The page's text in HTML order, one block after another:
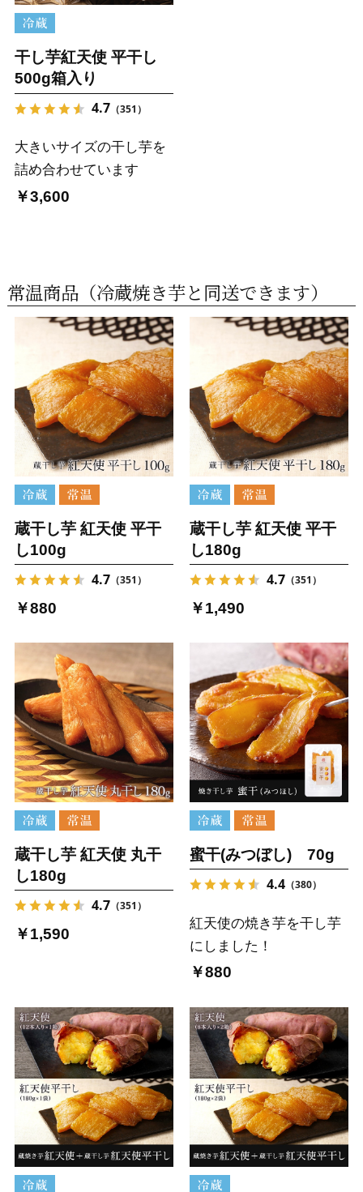
干し芋紅天使 平干し
500g箱入り
4.7（351）
大きいサイズの干し芋を
詰め合わせています
￥3,600
常温商品（冷蔵焼き芋と同送できます）
蔵干し芋 紅天使 平干
し100g
4.7（351）
￥880
蔵干し芋 紅天使 平干
し180g
4.7（351）
￥1,490
蔵干し芋 紅天使 丸干
し180g
4.7（351）
￥1,590
蜜干(みつぼし) 70g
4.4（380）
紅天使の焼き芋を干し芋
にしました！
￥880